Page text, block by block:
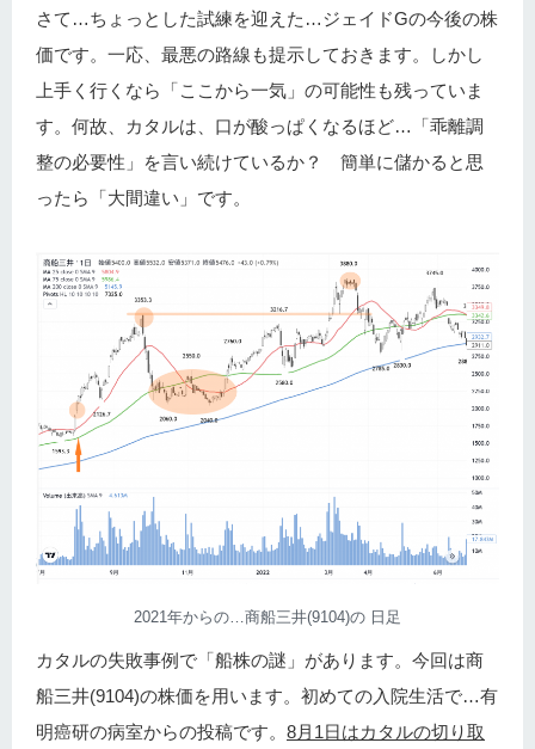
さて…ちょっとした試練を迎えた…ジェイドGの今後の株
価です。一応、最悪の路線も提示しておきます。しかし
上手く行くなら「ここから一気」の可能性も残っていま
す。何故、カタルは、口が酸っぱくなるほど…「乖離調
整の必要性」を言い続けているか？ 簡単に儲かると思
ったら「大間違い」です。
2021年からの…商船三井(9104)の 日足
カタルの失敗事例で「船株の謎」があります。今回は商
船三井(9104)の株価を用います。初めての入院生活で…有
明癌研の病室からの投稿です。 8月1日はカタルの切り取